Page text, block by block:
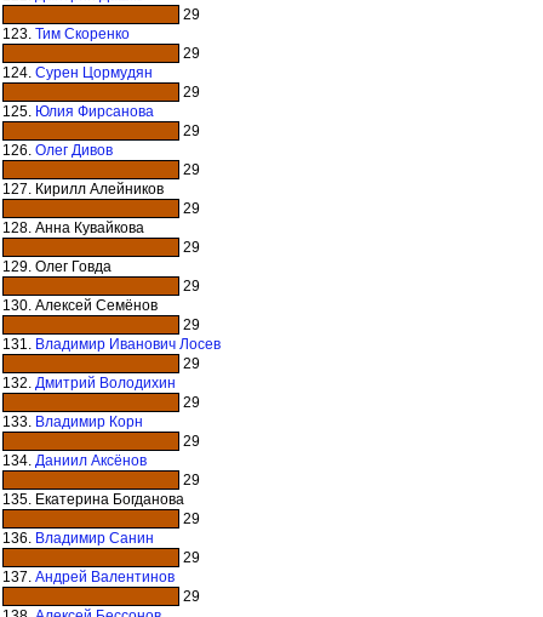
29
123. Тим Скоренко
29
124. Сурен Цормудян
29
125. Юлия Фирсанова
29
126. Олег Дивов
29
127. Кирилл Алейников
29
128. Анна Кувайкова
29
129. Олег Говда
29
130. Алексей Семёнов
29
131. Владимир Иванович Лосев
29
132. Дмитрий Володихин
29
133. Владимир Корн
29
134. Даниил Аксёнов
29
135. Екатерина Богданова
29
136. Владимир Санин
29
137. Андрей Валентинов
29